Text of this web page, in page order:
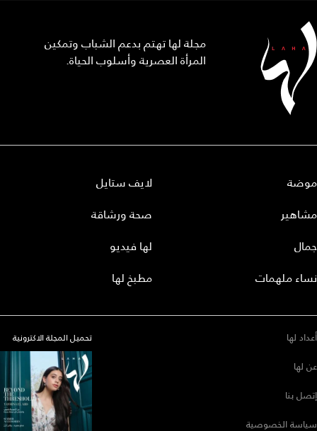
مجلة لها تهتم بدعم الشباب وتمكين
المرأة العصرية وأسلوب الحياة.
موضة
مشاهير
جمال
نساء ملهمات
لايف ستايل
صحة ورشاقة
لها فيديو
مطبخ لها
أعداد لها
عن لها
إتصل بنا
سياسة الخصوصية
تحميل المجلة الاكترونية